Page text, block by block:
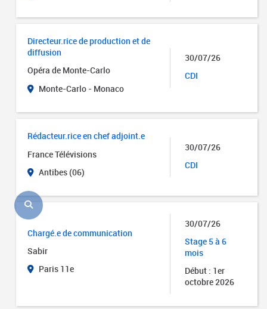
Directeur.rice de production et de
diffusion
Opéra de Monte-Carlo
Monte-Carlo - Monaco
30/07/26
CDI
Rédacteur.rice en chef adjoint.e
France Télévisions
Antibes (06)
30/07/26
CDI
Chargé.e de communication
Sabir
Paris 11e
30/07/26
Stage 5 à 6
mois
Début : 1er
octobre 2026